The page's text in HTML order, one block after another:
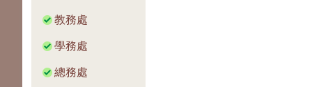
教務處
學務處
總務處